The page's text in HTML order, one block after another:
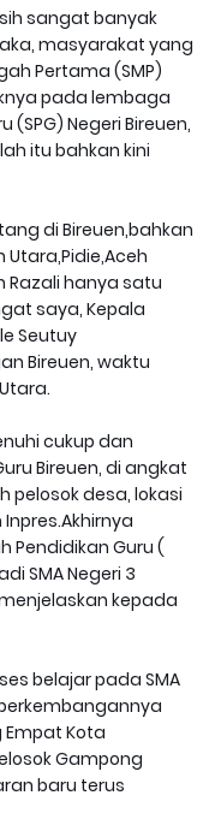
sangat banyak
masyarakat yang
Pertama (SMP)
pada lembaga
(SPG) Negeri Bireuen,
itu bahkan kini
di Bireuen,bahkan
Razali hanya satu
saya, Kepala
Seutuy
Bireuen, waktu
cukup dan
Bireuen, di angkat
pelosok desa, lokasi
Pendidikan Guru (
SMA Negeri 3
kepada
belajar pada SMA
Empat Kota
Gampong
baru terus